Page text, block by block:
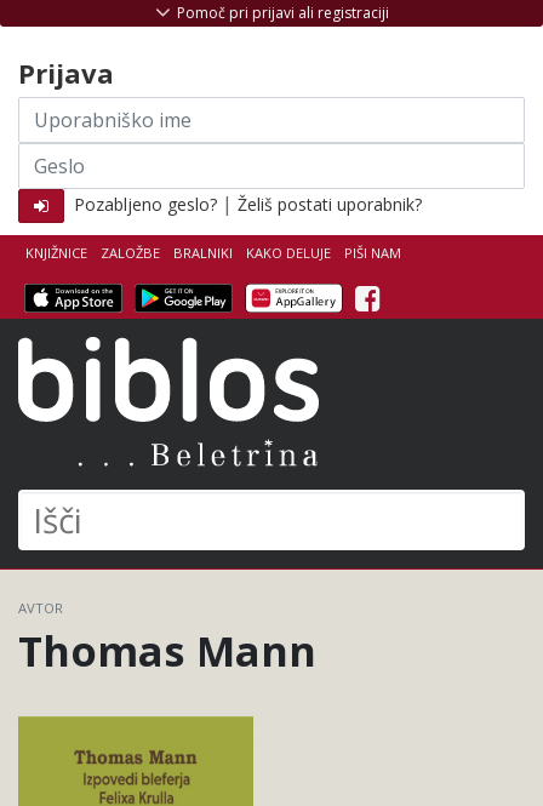
Išči
KNJIŽNICE ZALOŽBE BRALNIKI KAKO DELUJE PIŠI NAM
Facebook
Pomoč pri prijavi ali registraciji
Prijava
Uporabniško
ime
Geslo
Pozabljeno geslo? | Želiš postati uporabnik?
AVTOR
Thomas Mann